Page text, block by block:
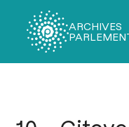
ARCHIVES